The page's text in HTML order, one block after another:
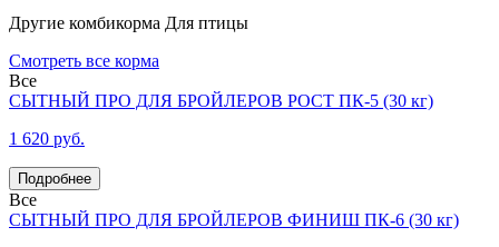
Другие комбикорма Для птицы
Смотреть все корма
Все
СЫТНЫЙ ПРО ДЛЯ БРОЙЛЕРОВ РОСТ ПК-5 (30 кг)
1 620 руб.
Все
СЫТНЫЙ ПРО ДЛЯ БРОЙЛЕРОВ ФИНИШ ПК-6 (30 кг)